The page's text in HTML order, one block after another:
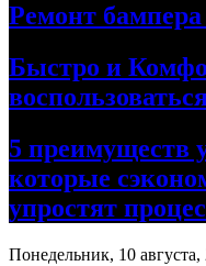
Ремонт
Быстро и
5 преимуществ
которые
упростят
Понедельник, 10 августа,